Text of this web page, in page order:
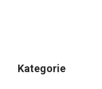
Kategorie